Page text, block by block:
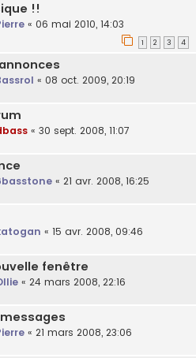
!!
« 06 mai 2010, 14:03
1 2 3 4
« 08 oct. 2009, 20:19
« 30 sept. 2008, 11:07
« 21 avr. 2008, 16:25
« 15 avr. 2008, 09:46
fenêtre
« 24 mars 2008, 22:16
« 21 mars 2008, 23:06